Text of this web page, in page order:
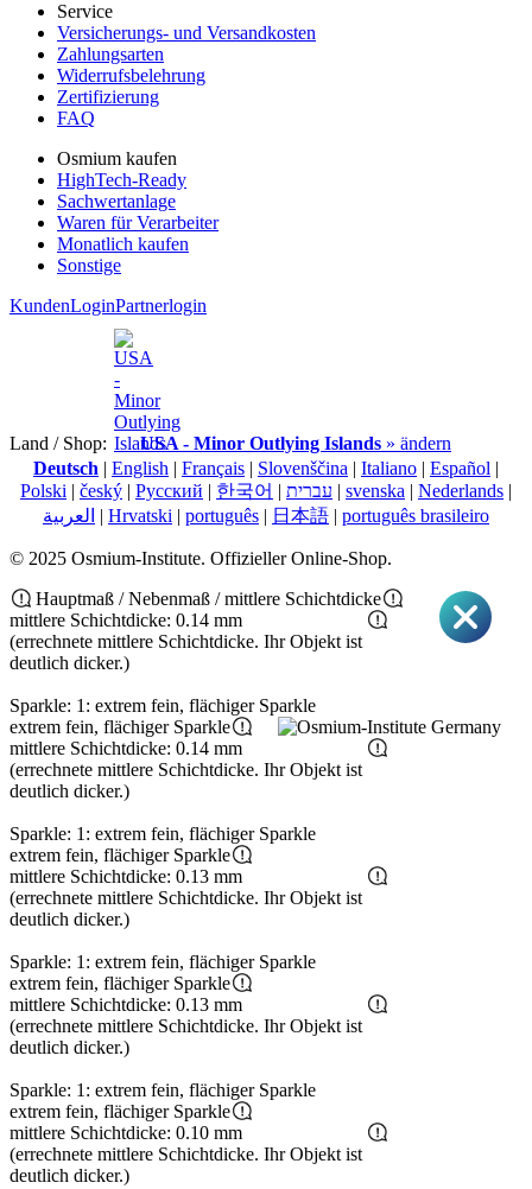
Service
Versicherungs- und Versandkosten
Zahlungsarten
Widerrufsbelehrung
Zertifizierung
FAQ
Osmium kaufen
HighTech-Ready
Sachwertanlage
Waren für Verarbeiter
Monatlich kaufen
Sonstige
KundenLoginPartnerlogin
Land / Shop: USA - Minor Outlying Islands » ändern
Deutsch | English | Français | Slovenščina | Italiano | Español |
Polski | český | Pусский | 한국어 | עברית | svenska | Nederlands |
العربية | Hrvatski | português | 日本語 | português brasileiro
© 2025 Osmium-Institute. Offizieller Online-Shop.
Hauptmaß / Nebenmaß / mittlere Schichtdicke
mittlere Schichtdicke: 0.14 mm
(errechnete mittlere Schichtdicke. Ihr Objekt ist
deutlich dicker.)
Sparkle: 1: extrem fein, flächiger Sparkle
extrem fein, flächiger Sparkle
mittlere Schichtdicke: 0.14 mm
(errechnete mittlere Schichtdicke. Ihr Objekt ist
deutlich dicker.)
Sparkle: 1: extrem fein, flächiger Sparkle
extrem fein, flächiger Sparkle
mittlere Schichtdicke: 0.13 mm
(errechnete mittlere Schichtdicke. Ihr Objekt ist
deutlich dicker.)
Sparkle: 1: extrem fein, flächiger Sparkle
extrem fein, flächiger Sparkle
mittlere Schichtdicke: 0.13 mm
(errechnete mittlere Schichtdicke. Ihr Objekt ist
deutlich dicker.)
Sparkle: 1: extrem fein, flächiger Sparkle
extrem fein, flächiger Sparkle
mittlere Schichtdicke: 0.10 mm
(errechnete mittlere Schichtdicke. Ihr Objekt ist
deutlich dicker.)